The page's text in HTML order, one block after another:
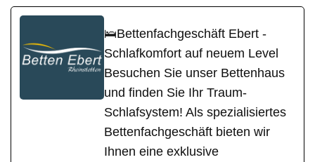
🛌Bettenfachgeschäft Ebert -
Schlafkomfort auf neuem Level
Besuchen Sie unser Bettenhaus
und finden Sie Ihr Traum-
Schlafsystem! Als spezialisiertes
Bettenfachgeschäft bieten wir
Ihnen eine exklusive